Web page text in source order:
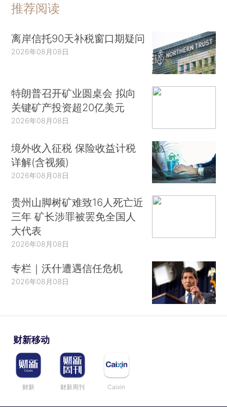
推荐阅读
离岸信托90天补税窗口期疑问
2026年08月08日
特朗普召开矿业圆桌会 拟向
关键矿产投资超20亿美元
2026年08月08日
境外收入征税 保险收益计税
详解(含视频)
2026年08月08日
贵州山脚树矿难致16人死亡近
三年 矿长涉罪被罢免全国人
大代表
2026年08月08日
专栏｜沃什遭遇信任危机
2026年08月08日
财新移动
财新 财新周刊 Caixin